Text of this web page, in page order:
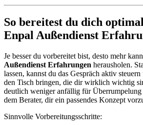
So bereitest du dich
Enpal Außendienst
Je besser du vorbereitet bist, desto mehr
Außendienst Erfahrungen herausholen.
lassen, kannst du das Gespräch aktiv
den Tisch bringen, die dir wirklich wichtig
deutlich weniger anfällig für
dem Berater, dir ein passendes Konzept
Sinnvolle Vorbereitungsschritte: